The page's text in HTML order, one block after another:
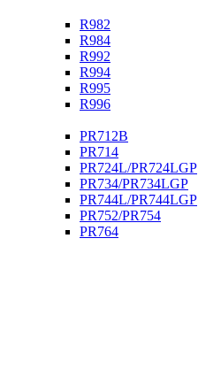
R982
R984
R992
R994
R995
R996
PR712B
PR714
PR724L/PR724LGP
PR734/PR734LGP
PR744L/PR744LGP
PR752/PR754
PR764